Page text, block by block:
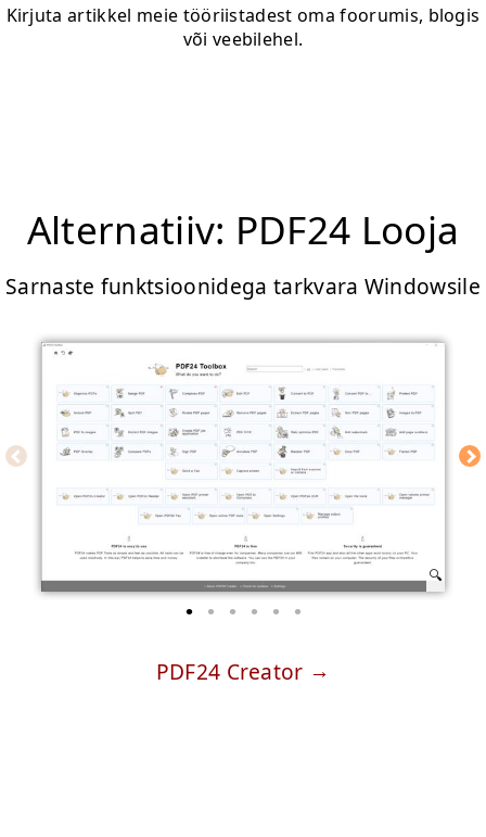
Kirjuta artikkel meie tööriistadest oma foorumis, blogis
või veebilehel.
Alternatiiv: PDF24 Looja
Sarnaste funktsioonidega tarkvara Windowsile
PDF24 Creator